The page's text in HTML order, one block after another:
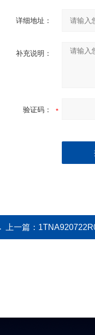
详细地址：
补充说明：
验证码：
上一篇：